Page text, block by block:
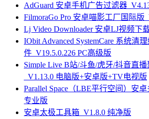
AdGuard 安卓手机广告过滤器
FilmoraGo Pro 安卓喵影工厂国际版
Lj Video Downloader 安卓LJ视频下
IObit Advanced SystemCare 系统清
件_V19.5.0.226 PC高级版
Simple Live B站/斗鱼/虎牙/抖音直
_V1.13.0 电脑版+安卓版+TV电视版
Parallel Space（LBE平行空间）安
专业版
安卓太极工具箱_V1.8.0 纯净版